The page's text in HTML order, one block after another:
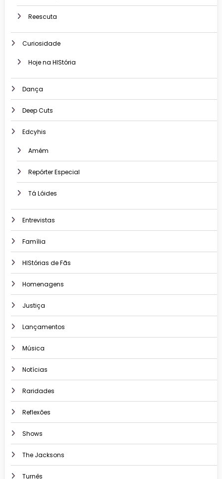
Reescuta
Curiosidade
Hoje na HIStória
Dança
Deep Cuts
Edcyhis
Amém
Repórter Especial
Tá Lóides
Entrevistas
Família
HIStórias de Fãs
Homenagens
Justiça
Lançamentos
Música
Notícias
Raridades
Reflexões
Shows
The Jacksons
Turnês